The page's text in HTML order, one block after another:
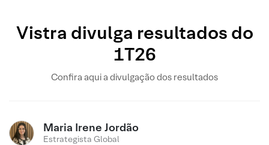
Vistra divulga resultados do
1T26
Confira aqui a divulgação dos resultados
Maria Irene Jordão
Estrategista Global